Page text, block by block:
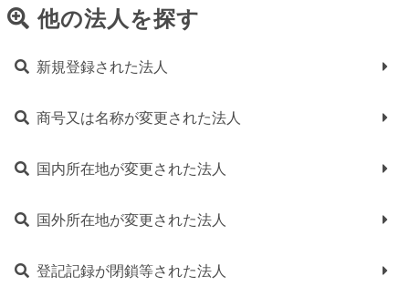
他の法人を探す
新規登録された法人
商号又は名称が変更された法人
国内所在地が変更された法人
国外所在地が変更された法人
登記記録が閉鎖等された法人